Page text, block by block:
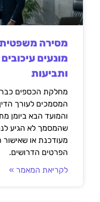
מסירה
מונעים
ותביעות
מחלקת הכספים
המסמכים לעורך
והמועד הבא ביומן
שהמסמך לא הגיע
מעודכנת או שאישור
הפרטים הדרושים.
לקריאת המאמר »